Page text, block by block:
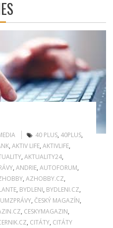
40 PLUS, 40PLUS,
, AKTIV LIFE, AKTIVLIFE,
, AKTUALITY24,
, ANDRIE, AUTOFORUM,
, AZHOBBY.CZ,
, BYDLENI, BYDLENI.CZ,
, ČESKÝ MAGAZÍN,
, CESKYMAGAZIN,
, CITÁTY, CITÁTY